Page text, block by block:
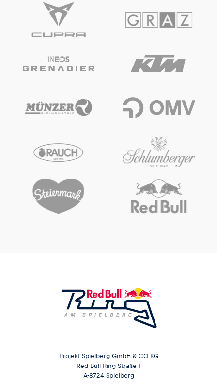
Projekt Spielberg GmbH & CO KG
Red Bull Ring Straße 1
A-8724 Spielberg